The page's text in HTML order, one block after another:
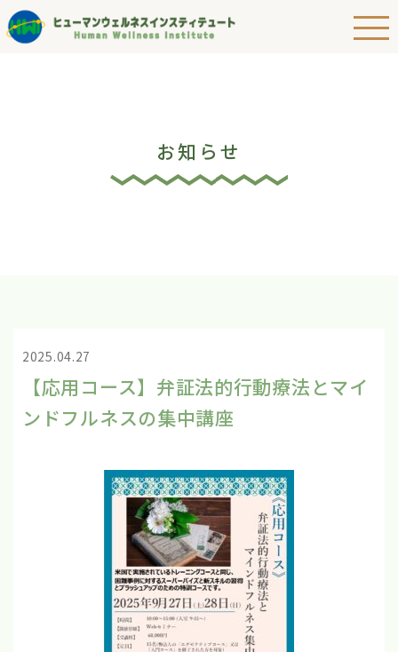
お知らせ
2025.04.27
【応用コース】弁証法的行動療法とマイ
ンドフルネスの集中講座